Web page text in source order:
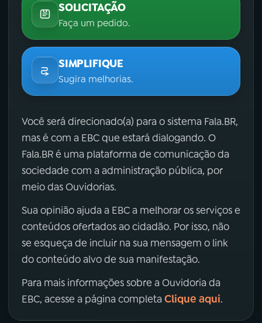
SOLICITAÇÃO
Faça um pedido.
SIMPLIFIQUE
Sugira melhorias.
Você será direcionado(a) para o sistema Fala.BR,
mas é com a EBC que estará dialogando. O
Fala.BR é uma plataforma de comunicação da
sociedade com a administração pública, por
meio das Ouvidorias.
Sua opinião ajuda a EBC a melhorar os serviços e
conteúdos ofertados ao cidadão. Por isso, não
se esqueça de incluir na sua mensagem o link
do conteúdo alvo de sua manifestação.
Para mais informações sobre a Ouvidoria da
EBC, acesse a página completa Clique aqui.